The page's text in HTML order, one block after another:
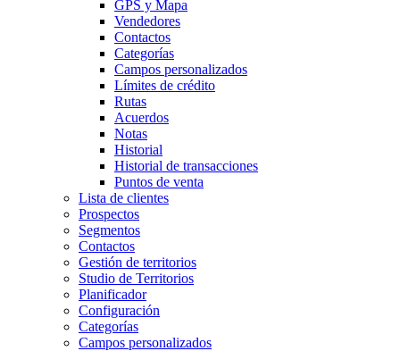
GPS y Mapa
Vendedores
Contactos
Categorías
Campos personalizados
Límites de crédito
Rutas
Acuerdos
Notas
Historial
Historial de transacciones
Puntos de venta
Lista de clientes
Prospectos
Segmentos
Contactos
Gestión de territorios
Studio de Territorios
Planificador
Configuración
Categorías
Campos personalizados